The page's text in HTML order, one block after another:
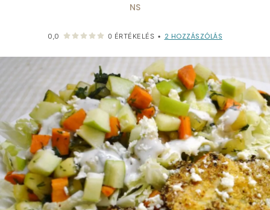
NS
0,0 0 ÉRTÉKELÉS • 2 HOZZÁSZÓLÁS